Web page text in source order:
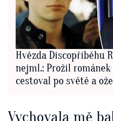
Hvězda Discopříběhu
nejml.: Prožil románek
cestoval po světě a
Vychovala mě